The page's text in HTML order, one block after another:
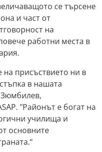
се търсене
и част от
на
работни места в
присъствието ни в
в нашата
Зюмбилев,
"Районът е богат на
училища и
основните